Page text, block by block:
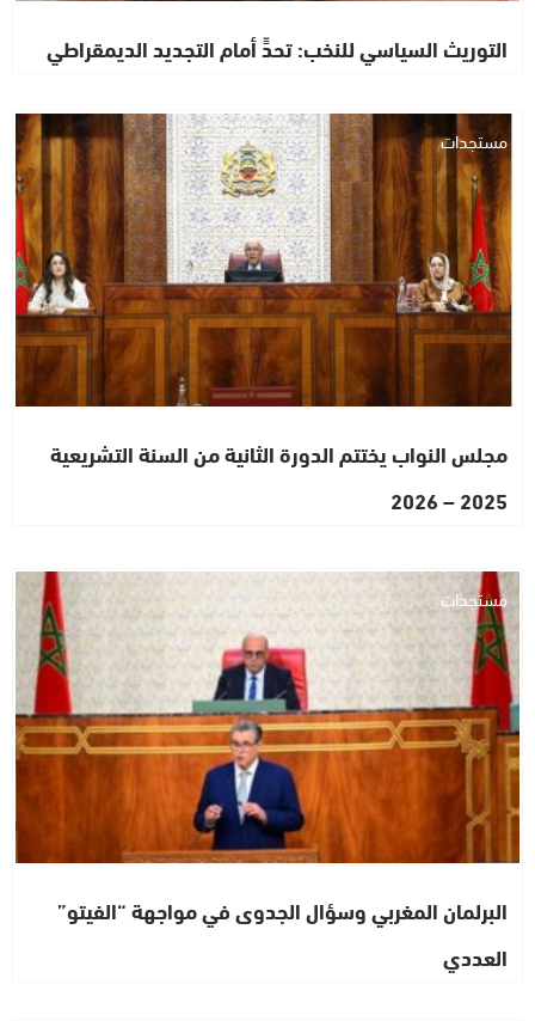
التوريث السياسي للنخب: تحدٍّ أمام التجديد الديمقراطي
مستجدات
مجلس النواب يختتم الدورة الثانية من السنة التشريعية
2025 – 2026
مستجدات
البرلمان المغربي وسؤال الجدوى في مواجهة “الفيتو”
العددي